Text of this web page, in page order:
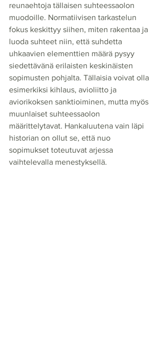
reunaehtoja tällaisen suhteessaolon
muodoille. Normatiivisen tarkastelun
fokus keskittyy siihen, miten rakentaa ja
luoda suhteet niin, että suhdetta
uhkaavien elementtien määrä pysyy
siedettävänä erilaisten keskinäisten
sopimusten pohjalta. Tällaisia voivat olla
esimerkiksi kihlaus, avioliitto ja
aviorikoksen sanktioiminen, mutta myös
muunlaiset suhteessaolon
määrittelytavat. Hankaluutena vain läpi
historian on ollut se, että nuo
sopimukset toteutuvat arjessa
vaihtelevalla menestyksellä.